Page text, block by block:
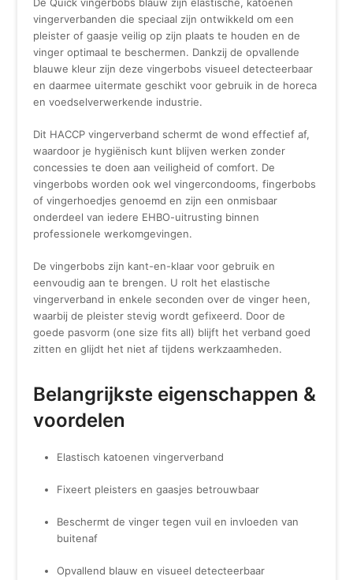
vingerverbanden die speciaal zijn ontwikkeld om een
pleister of gaasje veilig op zijn plaats te houden en de
vinger optimaal te beschermen. Dankzij de opvallende
blauwe kleur zijn deze vingerbobs visueel detecteerbaar
en daarmee uitermate geschikt voor gebruik in de horeca
en voedselverwerkende industrie.
Dit HACCP vingerverband schermt de wond effectief af,
waardoor je hygiënisch kunt blijven werken zonder
concessies te doen aan veiligheid of comfort. De
vingerbobs worden ook wel vingercondooms, fingerbobs
of vingerhoedjes genoemd en zijn een onmisbaar
onderdeel van iedere EHBO-uitrusting binnen
professionele werkomgevingen.
De vingerbobs zijn kant-en-klaar voor gebruik en
eenvoudig aan te brengen. U rolt het elastische
vingerverband in enkele seconden over de vinger heen,
waarbij de pleister stevig wordt gefixeerd. Door de
goede pasvorm (one size fits all) blijft het verband goed
zitten en glijdt het niet af tijdens werkzaamheden.
Belangrijkste eigenschappen &
voordelen
Elastisch katoenen vingerverband
Fixeert pleisters en gaasjes betrouwbaar
Beschermt de vinger tegen vuil en invloeden van
buitenaf
Opvallend blauw en visueel detecteerbaar